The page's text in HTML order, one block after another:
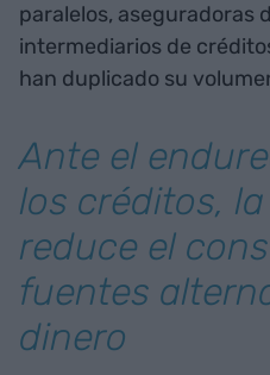
paralelos, aseguradoras
intermediarios de
han duplicado su
Ante el
los créditos,
reduce el
fuentes
dinero